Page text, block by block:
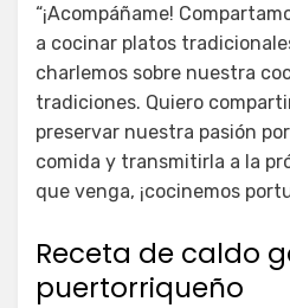
“¡Acompáñame!
a cocinar platos
charlemos sobre nuestra
tradiciones. Quiero
preservar nuestra pasión
comida y transmitirla a la
que venga, ¡cocinemos
Receta de caldo
puertorriqueño